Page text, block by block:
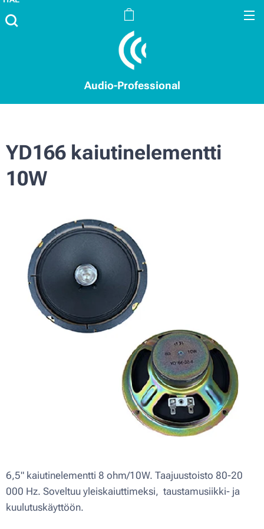
Audio-Professional
YD166 kaiutinelementti
10W
6,5" kaiutinelementti 8 ohm/10W. Taajuustoisto 80-20
000 Hz. Soveltuu yleiskaiuttimeksi, taustamusiikki- ja
kuulutuskäyttöön.